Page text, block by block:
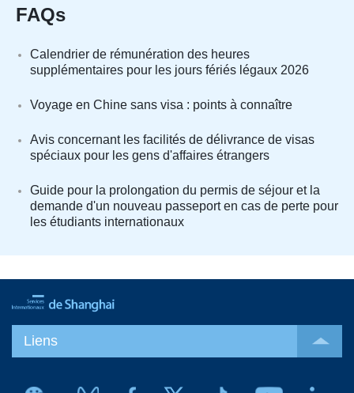
FAQs
Calendrier de rémunération des heures
supplémentaires pour les jours fériés légaux 2026
Voyage en Chine sans visa : points à connaître
Avis concernant les facilités de délivrance de visas
spéciaux pour les gens d'affaires étrangers
Guide pour la prolongation du permis de séjour et la
demande d'un nouveau passeport en cas de perte pour
les étudiants internationaux
Liens